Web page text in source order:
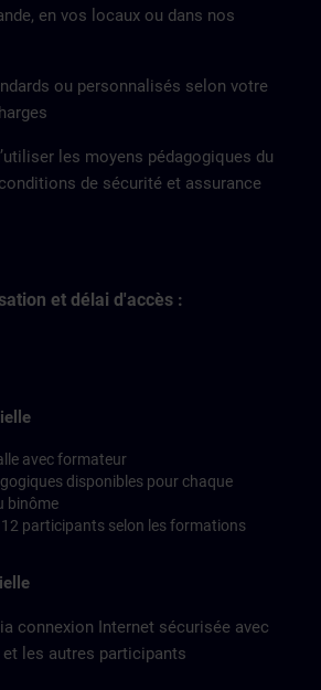
en vos locaux ou dans nos
ou personnalisés selon votre
les moyens pédagogiques du
de sécurité et assurance
et délai d'accès :
avec formateur
disponibles pour chaque
binôme
12 participants selon les formations
connexion Internet sécurisée avec
et les autres participants